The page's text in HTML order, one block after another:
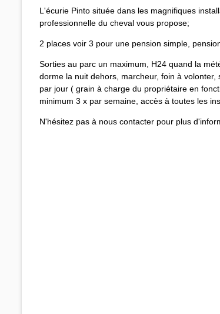
L'écurie Pinto située dans les magnifiques
professionnelle du cheval vous propose;
2 places voir 3 pour une pension simple,
Sorties au parc un maximum, H24 quand la
dorme la nuit dehors, marcheur, foin à
par jour ( grain à charge du propriétaire en
minimum 3 x par semaine, accès à toutes les
N'hésitez pas à nous contacter pour plus